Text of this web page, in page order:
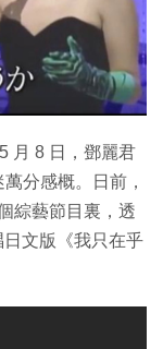
月 8 日，鄧麗君
分感概。日前，
綜藝節目裏，透
文版《我只在乎